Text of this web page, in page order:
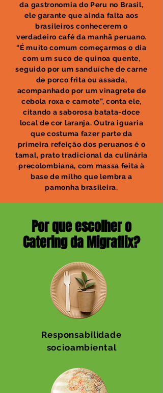
da gastronomia do Peru no Brasil,
ele garante que ainda falta aos
brasileiros conhecerem o
verdadeiro café da manhã peruano.
“É muito comum começarmos o dia
com um suco de quinoa quente,
seguido por um sanduíche de carne
de porco frita ou assada,
acompanhado por um vinagrete de
cebola roxa e camote”, conta ele,
citando a saborosa batata-doce
local de cor laranja. Outra iguaria
que costuma fazer parte da
primeira refeição dos peruanos é o
tamal, prato tradicional da culinária
precolombiana, com massa feita à
base de milho que lembra a
pamonha brasileira.
Por que escolher o
Catering da Migraflix?
Responsabilidade
socioambiental